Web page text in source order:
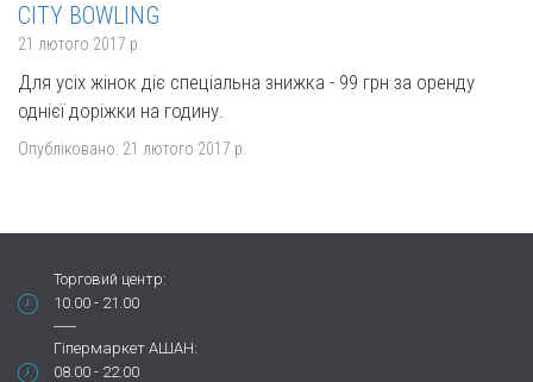
CITY BOWLING
21 лютого 2017 р.
Для усіх жінок діє спеціальна знижка - 99 грн за оренду
однієї доріжки на годину.
Опубліковано: 21 лютого 2017 р.
Торговий центр:
10.00 - 21.00
Гіпермаркет АШАН:
08.00 - 22.00